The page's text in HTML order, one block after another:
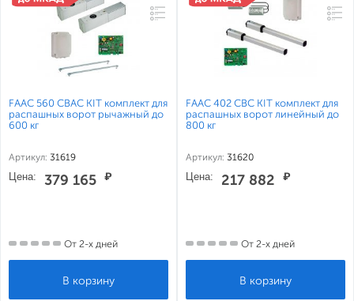
FAAC 560 CBAC KIT комплект для
распашных ворот рычажный до
600 кг
Артикул: 31619
Цена: 379 165 ₽
От 2-х дней
FAAC 402 CBC KIT комплект для
распашных ворот линейный до
800 кг
Артикул: 31620
Цена: 217 882 ₽
От 2-х дней